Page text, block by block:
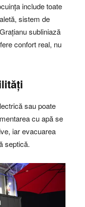
include toate
sistem de
subliniază
confort real, nu
sau poate
cu apă se
iar evacuarea
septică.